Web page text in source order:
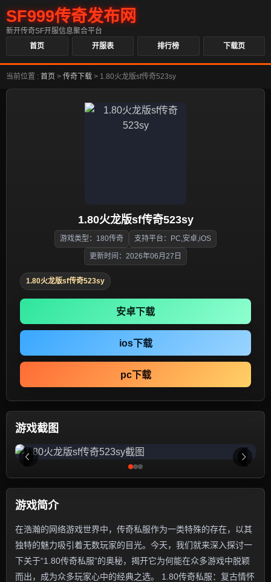
SF999传奇发布网
新开传奇SF开服信息聚合平台
首页
开服表 排行榜 下载页
当前位置 : 首页 > 传奇下载 > 1.80火龙版sf传奇523sy
1.80火龙版sf传奇523sy
游戏类型：180传奇 支持平台：PC,安卓,iOS
更新时间：2026年06月27日
1.80火龙版sf传奇523sy
安卓下载
ios下载
pc下载
游戏截图
游戏简介
在浩瀚的网络游戏世界中，传奇私服作为一类特殊的存在，以其
独特的魅力吸引着无数玩家的目光。今天，我们就来深入探讨一
下关于“1.80传奇私服”的奥秘，揭开它为何能在众多游戏中脱颖
而出，成为众多玩家心中的经典之选。 1.80传奇私服：复古情怀